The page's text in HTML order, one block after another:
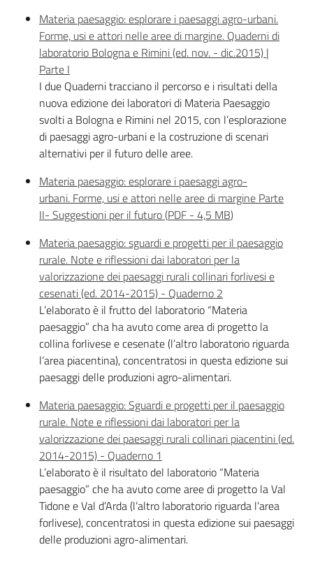
Territorio
Argomenti
Novità
Servizi
Leggi Atti Bandi
Piani Programmi
Progetti
Materia paesaggio: esplorare i paesaggi agro-urbani.
Forme, usi e attori nelle aree di margine. Quaderni di
laboratorio Bologna e Rimini (ed. nov. - dic.2015) |
Parte I
I due Quaderni tracciano il percorso e i risultati della
nuova edizione dei laboratori di Materia Paesaggio
svolti a Bologna e Rimini nel 2015, con l’esplorazione
di paesaggi agro-urbani e la costruzione di scenari
alternativi per il futuro delle aree.
Materia paesaggio: esplorare i paesaggi agro-
urbani. Forme, usi e attori nelle aree di margine Parte
II- Suggestioni per il futuro(PDF - 4,5 MB)
Materia paesaggio: sguardi e progetti per il paesaggio
rurale. Note e riflessioni dai laboratori per la
valorizzazione dei paesaggi rurali collinari forlivesi e
cesenati (ed. 2014-2015) - Quaderno 2
L’elaborato è il frutto del laboratorio “Materia
paesaggio” cha ha avuto come area di progetto la
collina forlivese e cesenate (l’altro laboratorio riguarda
l’area piacentina), concentratosi in questa edizione sui
paesaggi delle produzioni agro-alimentari.
Materia paesaggio: Sguardi e progetti per il paesaggio
rurale. Note e riflessioni dai laboratori per la
valorizzazione dei paesaggi rurali collinari piacentini (ed.
2014-2015) - Quaderno 1
L’elaborato è il risultato del laboratorio “Materia
paesaggio” che ha avuto come aree di progetto la Val
Tidone e Val d’Arda (l’altro laboratorio riguarda l’area
forlivese), concentratosi in questa edizione sui paesaggi
delle produzioni agro-alimentari.